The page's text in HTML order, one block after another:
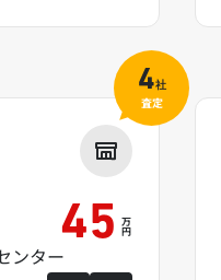
45 万
円
ンター
4社
査定